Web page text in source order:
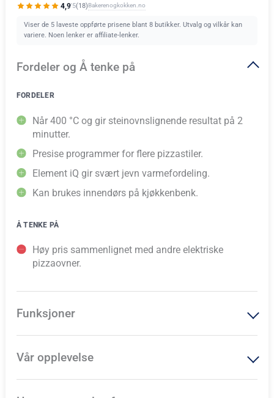
4,9/5(18)Bakerenogkokken.no
Viser de 5 laveste oppførte prisene blant 8 butikker. Utvalg og vilkår kan
variere. Noen lenker er affiliate-lenker.
Fordeler og Å tenke på
FORDELER
Når 400 °C og gir steinovnslignende resultat på 2
minutter.
Presise programmer for flere pizzastiler.
Element iQ gir svært jevn varmefordeling.
Kan brukes innendørs på kjøkkenbenk.
Å TENKE PÅ
Høy pris sammenlignet med andre elektriske
pizzaovner.
Funksjoner
Vår opplevelse